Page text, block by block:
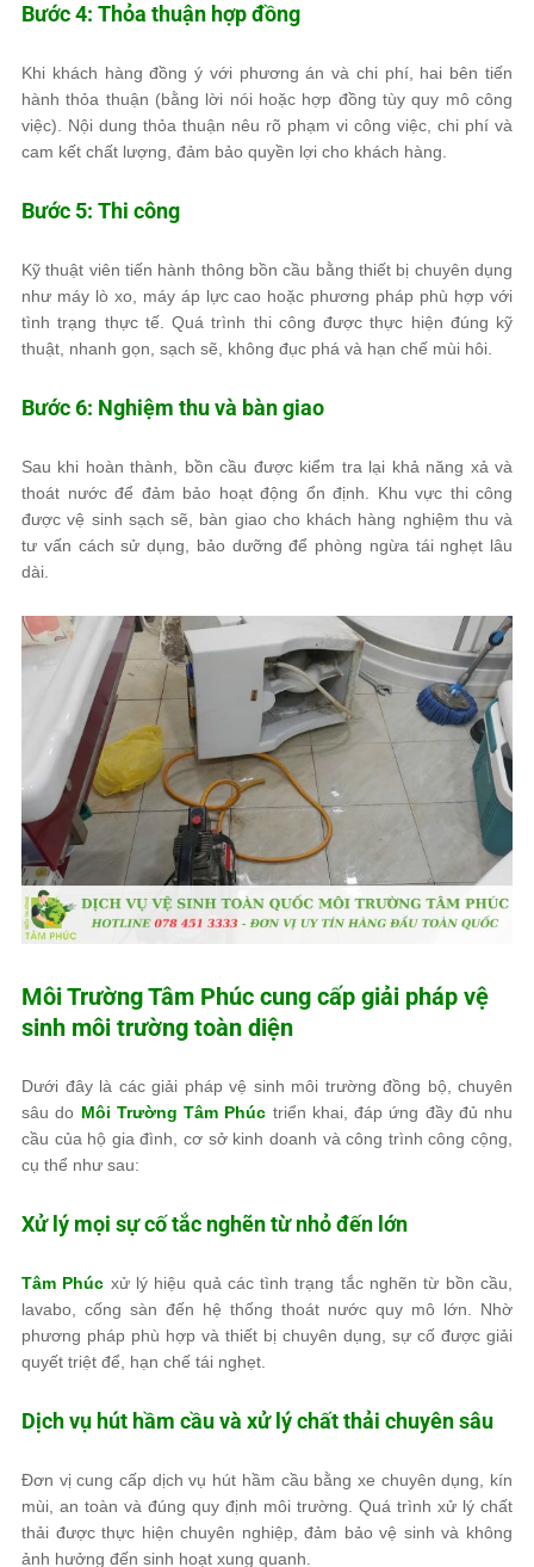
Bước 4: Thỏa thuận hợp đồng
Khi khách hàng đồng ý với phương án và chi phí, hai bên tiến
hành thỏa thuận (bằng lời nói hoặc hợp đồng tùy quy mô công
việc). Nội dung thỏa thuận nêu rõ phạm vi công việc, chi phí và
cam kết chất lượng, đảm bảo quyền lợi cho khách hàng.
Bước 5: Thi công
Kỹ thuật viên tiến hành thông bồn cầu bằng thiết bị chuyên dụng
như máy lò xo, máy áp lực cao hoặc phương pháp phù hợp với
tình trạng thực tế. Quá trình thi công được thực hiện đúng kỹ
thuật, nhanh gọn, sạch sẽ, không đục phá và hạn chế mùi hôi.
Bước 6: Nghiệm thu và bàn giao
Sau khi hoàn thành, bồn cầu được kiểm tra lại khả năng xả và
thoát nước để đảm bảo hoạt động ổn định. Khu vực thi công
được vệ sinh sạch sẽ, bàn giao cho khách hàng nghiệm thu và
tư vấn cách sử dụng, bảo dưỡng để phòng ngừa tái nghẹt lâu
dài.
Môi Trường Tâm Phúc cung cấp giải pháp vệ
sinh môi trường toàn diện
Dưới đây là các giải pháp vệ sinh môi trường đồng bộ, chuyên
sâu do Môi Trường Tâm Phúc triển khai, đáp ứng đầy đủ nhu
cầu của hộ gia đình, cơ sở kinh doanh và công trình công cộng,
cụ thể như sau:
Xử lý mọi sự cố tắc nghẽn từ nhỏ đến lớn
Tâm Phúc xử lý hiệu quả các tình trạng tắc nghẽn từ bồn cầu,
lavabo, cống sàn đến hệ thống thoát nước quy mô lớn. Nhờ
phương pháp phù hợp và thiết bị chuyên dụng, sự cố được giải
quyết triệt để, hạn chế tái nghẹt.
Dịch vụ hút hầm cầu và xử lý chất thải chuyên sâu
Đơn vị cung cấp dịch vụ hút hầm cầu bằng xe chuyên dụng, kín
mùi, an toàn và đúng quy định môi trường. Quá trình xử lý chất
thải được thực hiện chuyên nghiệp, đảm bảo vệ sinh và không
ảnh hưởng đến sinh hoạt xung quanh.